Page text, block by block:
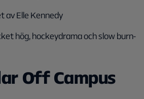
av Elle Kennedy
hög, hockeydrama och slow burn-
Off Campus